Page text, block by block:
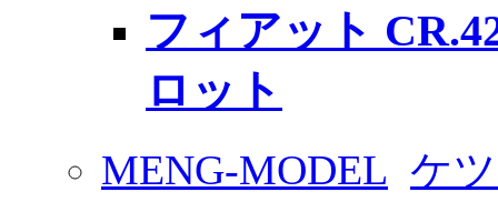
フィアット
ロット
MENG-MODEL ケ